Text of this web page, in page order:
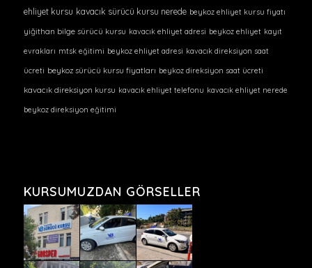
ehliyet kursu kavacık sürücü kursu nerede beykoz ehliyet kursu fiyatı
yiğithan bilge sürücü kursu kavacık ehliyet adresi beykoz ehliyet kayıt
evrakları mtsk eğitimi beykoz ehliyet adresi kavacık direksiyon saat
ücreti beykoz sürücü kursu fiyatları beykoz direksiyon saat ücreti
kavacık direksiyon kursu kavacık ehliyet telefonu kavacık ehliyet nerede
beykoz direksiyon eğitimi
KURSUMUZDAN GÖRSELLER